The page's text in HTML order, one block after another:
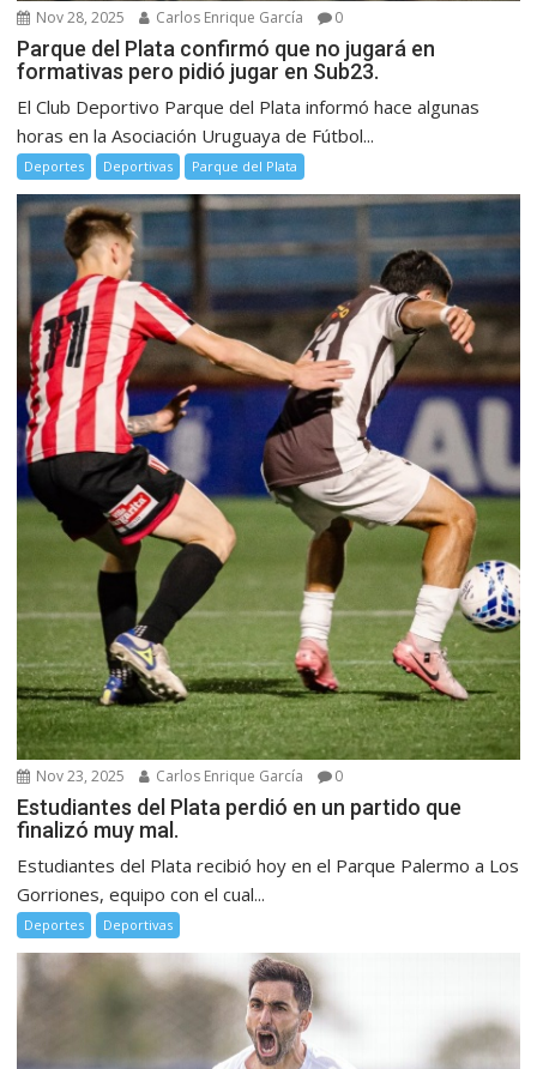
Nov 28, 2025 Carlos Enrique García 0
Parque del Plata confirmó que no jugará en
formativas pero pidió jugar en Sub23.
El Club Deportivo Parque del Plata informó hace algunas
horas en la Asociación Uruguaya de Fútbol...
Deportes Deportivas Parque del Plata
Nov 23, 2025 Carlos Enrique García 0
Estudiantes del Plata perdió en un partido que
finalizó muy mal.
Estudiantes del Plata recibió hoy en el Parque Palermo a Los
Gorriones, equipo con el cual...
Deportes Deportivas